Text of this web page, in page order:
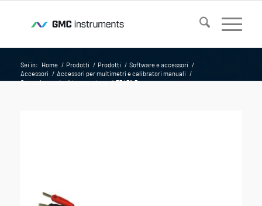
Sei in: Home / Prodotti / Prodotti / Software e accessori /
Accessori / Accessori per multimetri e calibratori manuali /
Sensori e sonde di temperatura / Z3431-3